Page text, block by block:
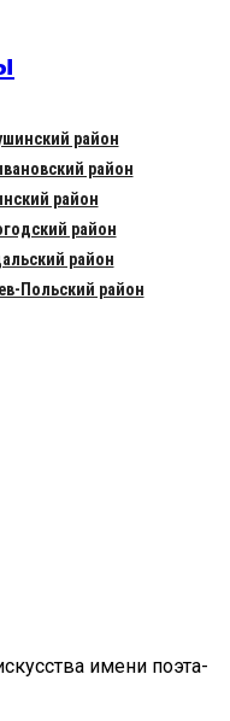
район
район
район
район
район
Польский район
имени поэта-